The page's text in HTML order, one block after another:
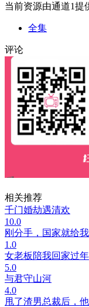
当前资源由通道1提
全集
评论
相关推荐
千门婚劫遇清欢
10.0
刚分手，国家就给
1.0
女老板陪我回家过年
5.0
与君守山河
4.0
甩了渣男总裁后，